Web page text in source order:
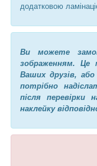
додатковою
Ви можете
зображенням.
Ваших друзів,
потрібно
після
наклейку